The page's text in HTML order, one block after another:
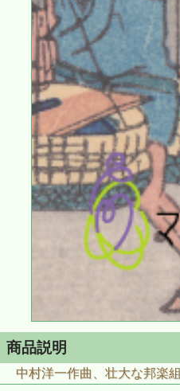
商品説明
中村洋一作曲、壮大な邦楽